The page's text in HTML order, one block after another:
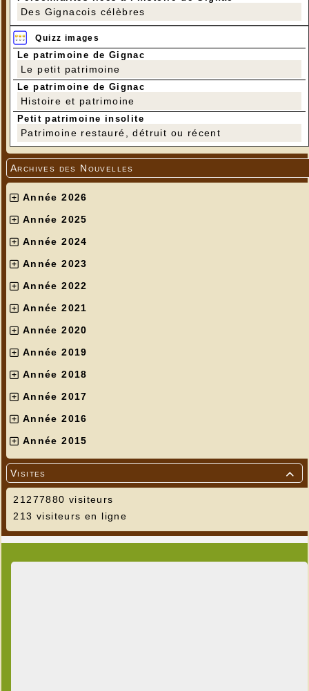
Des Gignacois célèbres
Quizz images
Le patrimoine de Gignac
Le petit patrimoine
Le patrimoine de Gignac
Histoire et patrimoine
Petit patrimoine insolite
Patrimoine restauré, détruit ou récent
Archives des Nouvelles
Année 2026
Année 2025
Année 2024
Année 2023
Année 2022
Année 2021
Année 2020
Année 2019
Année 2018
Année 2017
Année 2016
Année 2015

Visites
21277880 visiteurs
213 visiteurs en ligne